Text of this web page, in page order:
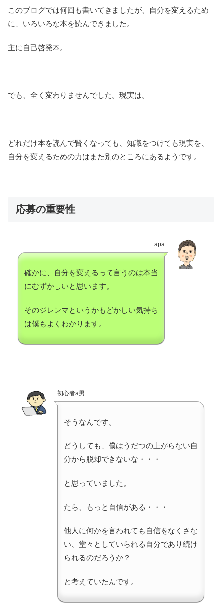
このブログでは何回も書いてきましたが、自分を変えるため
に、いろいろな本を読んできました。
主に自己啓発本。
でも、全く変わりませんでした。現実は。
どれだけ本を読んで賢くなっても、知識をつけても現実を、
自分を変えるための力はまた別のところにあるようです。
応募の重要性
apa
確かに、自分を変えるって言うのは本当
にむずかしいと思います。
そのジレンマというかもどかしい気持ち
は僕もよくわかります。
初心者a男
そうなんです。
どうしても、僕はうだつの上がらない自
分から脱却できないな・・・
と思っていました。
たら、もっと自信がある・・・
他人に何かを言われても自信をなくさな
い、堂々としていられる自分であり続け
られるのだろうか？
と考えていたんです。